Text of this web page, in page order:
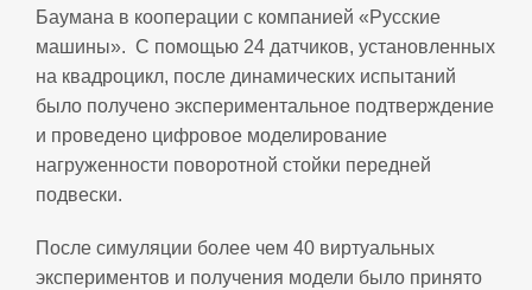
Баумана в кооперации с компанией «Русские
машины». С помощью 24 датчиков, установленных
на квадроцикл, после динамических испытаний
было получено экспериментальное подтверждение
и проведено цифровое моделирование
нагруженности поворотной стойки передней
подвески.
После симуляции более чем 40 виртуальных
экспериментов и получения модели было принято